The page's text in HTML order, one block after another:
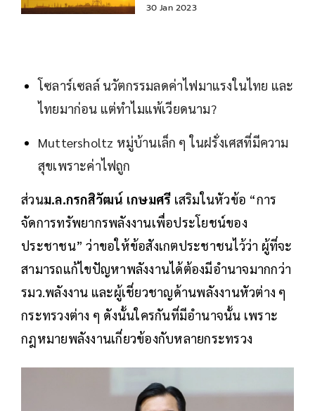
30 Jan 2023
โซลาร์เซลล์ นวัตกรรมลดค่าไฟมาแรงในไทย และ
ไทยมาก่อน แต่ทำไมแพ้เวียดนาม?
Muttersholtz หมู่บ้านเล็ก ๆ ในฝรั่งเศสที่มีความ
สุขเพราะค่าไฟถูก
ส่วนม.ล.กรกสิวัฒน์ เกษมศรี เสริมในหัวข้อ “การ
จัดการทรัพยากรพลังงานเพื่อประโยชน์ของ
ประชาชน” ว่าขอให้ข้อสังเกตประชาชนไว้ว่า ผู้ที่จะ
สามารถแก้ไขปัญหาพลังงานได้ต้องมีอำนาจมากกว่า
รมว.พลังงาน และผู้เชี่ยวชาญด้านพลังงานหัวต่าง ๆ
กระทรวงต่าง ๆ ดังนั้นใครกันที่มีอำนาจนั้น เพราะ
กฎหมายพลังงานเกี่ยวข้องกับหลายกระทรวง